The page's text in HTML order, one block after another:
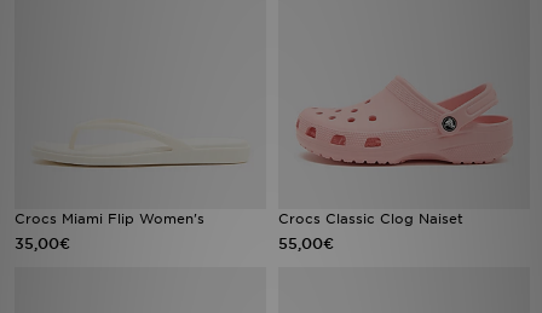
Crocs Miami Flip Women's
35,00€
Crocs Classic Clog Naiset
55,00€